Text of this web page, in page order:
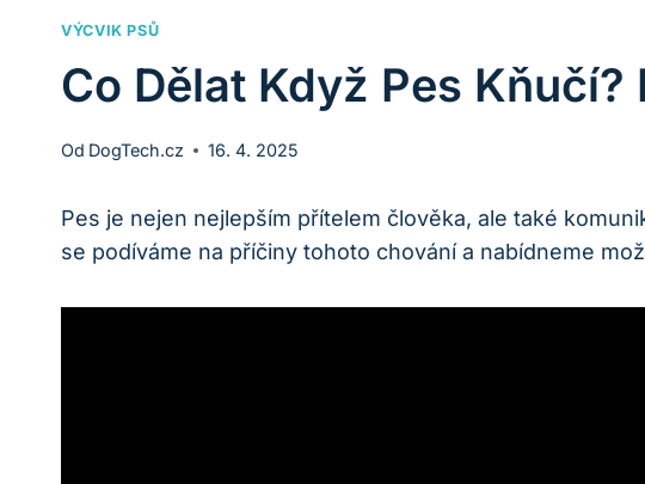
VÝCVIK PSŮ
Co Dělat Když Pes Kňučí?
Od DogTech.cz 16. 4. 2025
Pes je nejen nejlepším přítelem člověka, ale​ také
se podíváme na příčiny tohoto chování a nabídneme